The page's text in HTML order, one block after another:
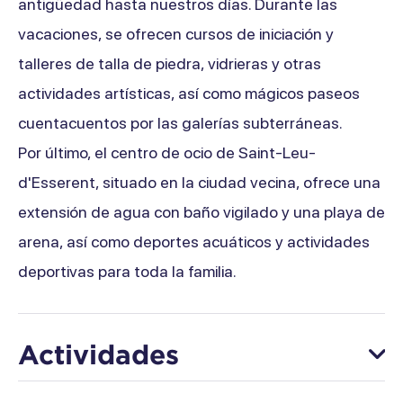
vacaciones, se ofrecen cursos de iniciación y
talleres de talla de piedra, vidrieras y otras
actividades artísticas, así como mágicos paseos
cuentacuentos por las galerías subterráneas.
Por último, el centro de ocio de Saint-Leu-
d'Esserent, situado en la ciudad vecina, ofrece una
extensión de agua con baño vigilado y una playa de
arena, así como deportes acuáticos y actividades
deportivas para toda la familia.
Actividades